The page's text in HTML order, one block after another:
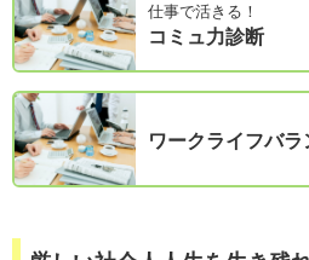
仕事で活きる！
コミュ力診断
ワークライフバラ